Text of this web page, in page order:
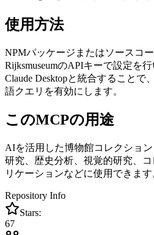
使用方法
NPMパッケージまたはソースコ
RijksmuseumのAPIキーで設定を
Claude Desktopと統合することで
語クエリを有効にします。
このMCPの用途
AIを活用した博物館コレクショ
研究、歴史分析、視覚的研究、
リケーションなどに使用できます
Repository Info
Stars:
67